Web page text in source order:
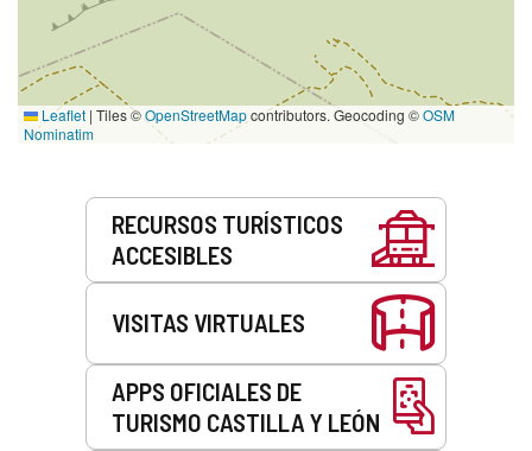
Leaflet | Tiles ©OpenStreetMapcontributors. Geocoding ©OSM
Nominatim
RECURSOS TURÍSTICOS
ACCESIBLES
VISITAS VIRTUALES
APPS OFICIALES DE
TURISMO CASTILLA Y LEÓN